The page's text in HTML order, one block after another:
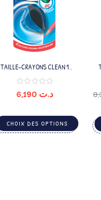
TAILLE-CRAYONS CLEAN 1
TROU
د.ت
CHOIX DES OPTIONS